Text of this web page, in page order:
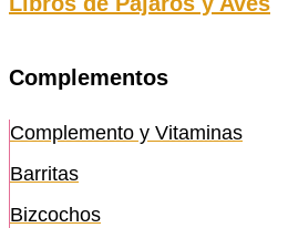
Complementos
Complemento y Vitaminas
Barritas
Bizcochos